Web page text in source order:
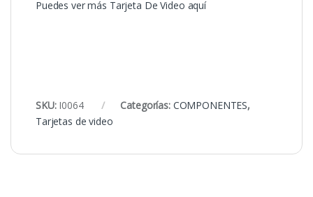
Puedes ver más Tarjeta De Video aquí
SKU: I0064 Categorías: COMPONENTES,
Tarjetas de video